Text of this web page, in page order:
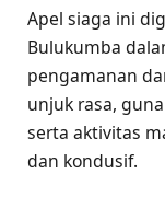
Apel siaga ini
Bulukumba
pengamanan
unjuk rasa,
serta aktivitas
dan kondusif.